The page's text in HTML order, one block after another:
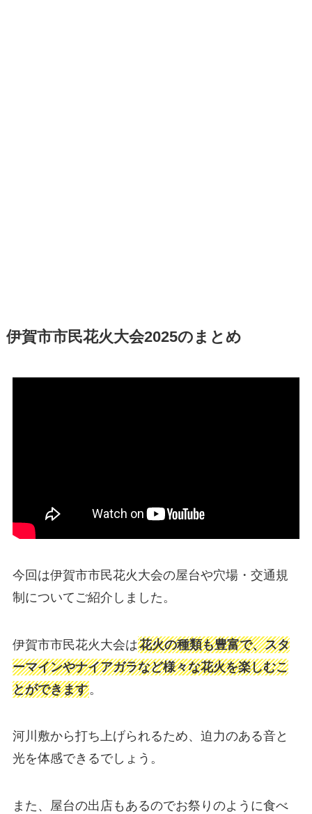
伊賀市市民花火大会2025のまとめ
今回は伊賀市市民花火大会の屋台や穴場・交通規
制についてご紹介しました。
伊賀市市民花火大会は花火の種類も豊富で、スタ
ーマインやナイアガラなど様々な花火を楽しむこ
とができます。
河川敷から打ち上げられるため、迫力のある音と
光を体感できるでしょう。
また、屋台の出店もあるのでお祭りのように食べ